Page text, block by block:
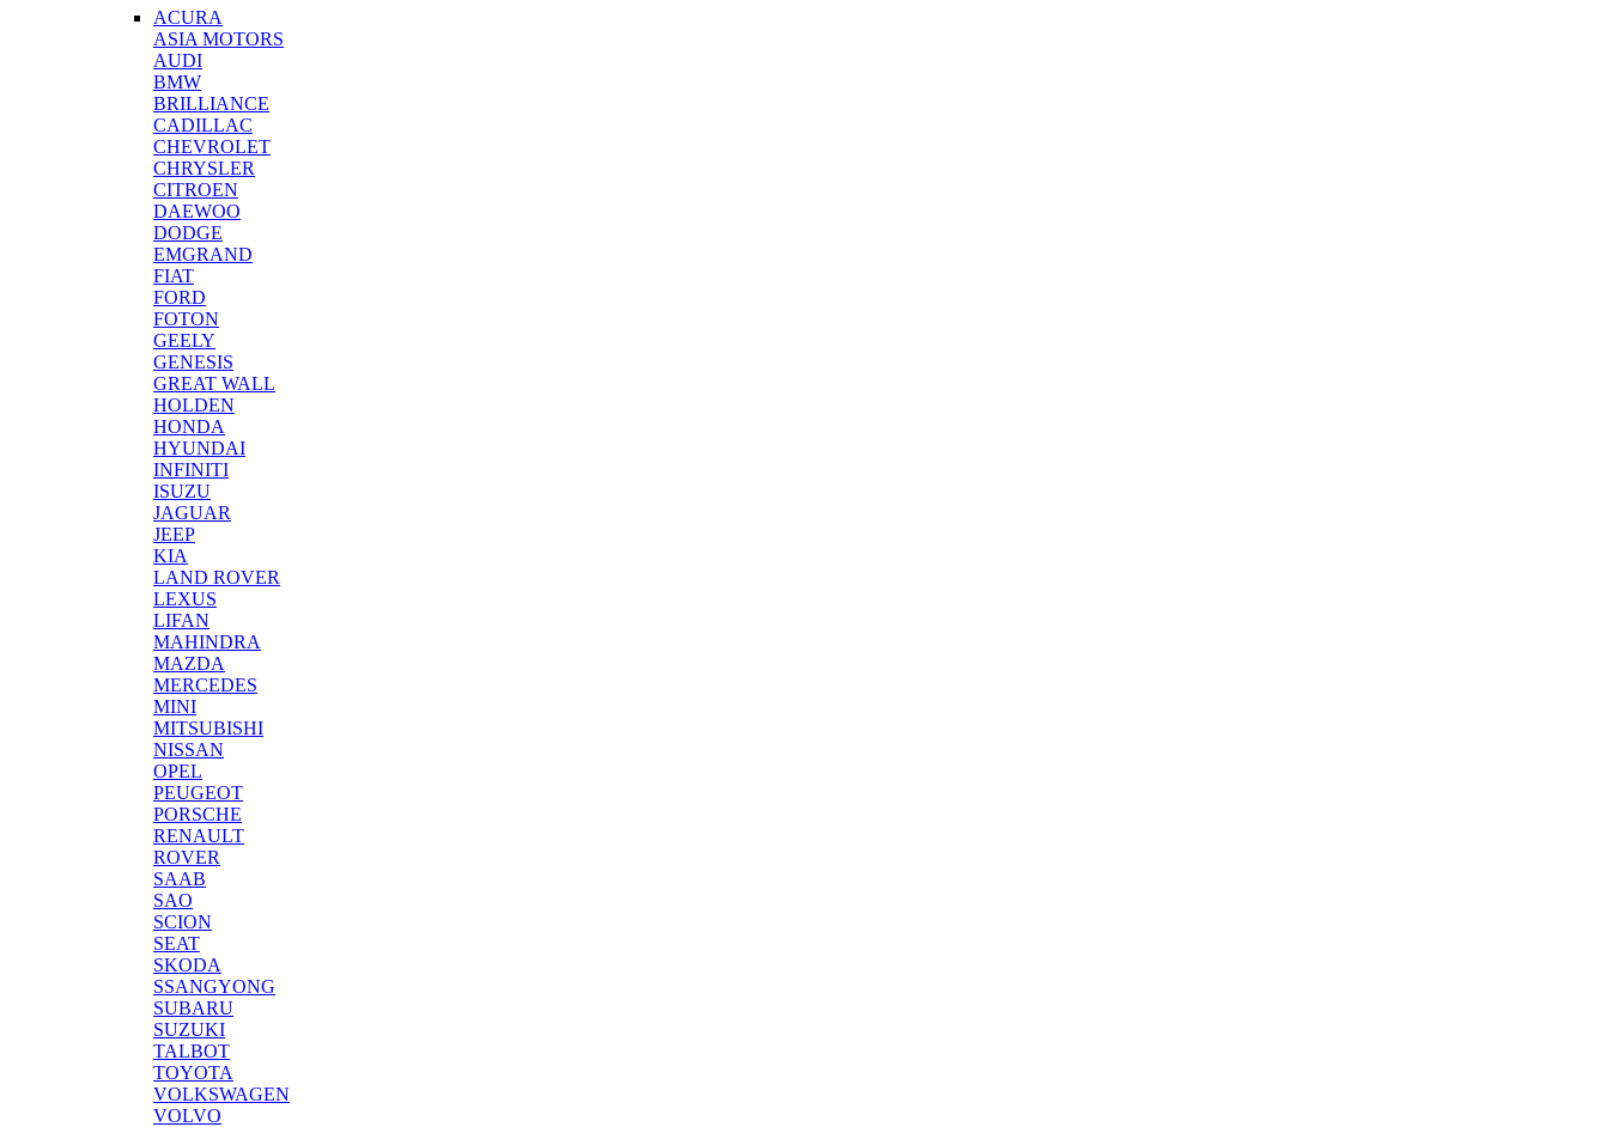
ACURA
ASIA MOTORS
AUDI
BMW
BRILLIANCE
CADILLAC
CHEVROLET
CHRYSLER
CITROEN
DAEWOO
DODGE
EMGRAND
FIAT
FORD
FOTON
GEELY
GENESIS
GREAT WALL
HOLDEN
HONDA
HYUNDAI
INFINITI
ISUZU
JAGUAR
JEEP
KIA
LAND ROVER
LEXUS
LIFAN
MAHINDRA
MAZDA
MERCEDES
MINI
MITSUBISHI
NISSAN
OPEL
PEUGEOT
PORSCHE
RENAULT
ROVER
SAAB
SAO
SCION
SEAT
SKODA
SSANGYONG
SUBARU
SUZUKI
TALBOT
TOYOTA
VOLKSWAGEN
VOLVO